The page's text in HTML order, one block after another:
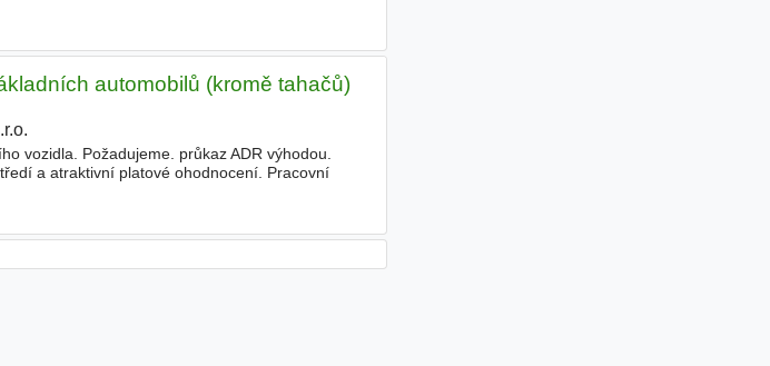
automobilů (kromě tahačů)
vozidla. Požadujeme. průkaz ADR výhodou.
a atraktivní platové ohodnocení. Pracovní